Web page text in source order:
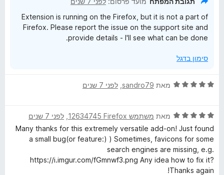
Extension is running on the Firefox, but it is not a part of
Firefox. Please report the issue on the support site and
provide details - I'll see what can be done.
סימון בדגל
ד
ו
ג
5
מ
ת
ו
מאת sandro79 לפני 7 שנים
ד
י
ר
ג
5
מאת משתמש Firefox‏ 12634745
לפני 7 שנים
Many thanks for this extremely versatile add-on! Just found
a small bug(or feature:) ) Sometimes, favicons for some
search engines are missing, e.g.
https://i.imgur.com/fGmnwf3.png Any idea how to fix it?
Thanks again!